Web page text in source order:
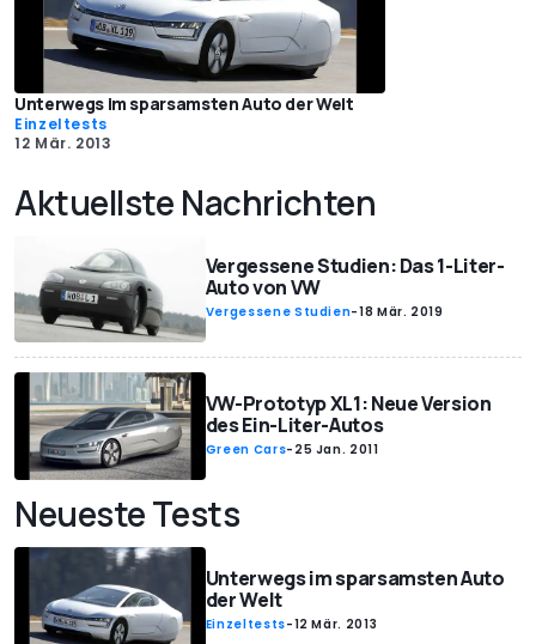
Unterwegs im sparsamsten Auto der Welt
Einzeltests
12 Mär. 2013
Aktuellste Nachrichten
Vergessene Studien: Das 1-Liter-
Auto von VW
Vergessene Studien-18 Mär. 2019
VW-Prototyp XL1: Neue Version
des Ein-Liter-Autos
Green Cars- 25 Jan. 2011
Neueste Tests
Unterwegs im sparsamsten Auto
der Welt
Einzeltests-12 Mär. 2013